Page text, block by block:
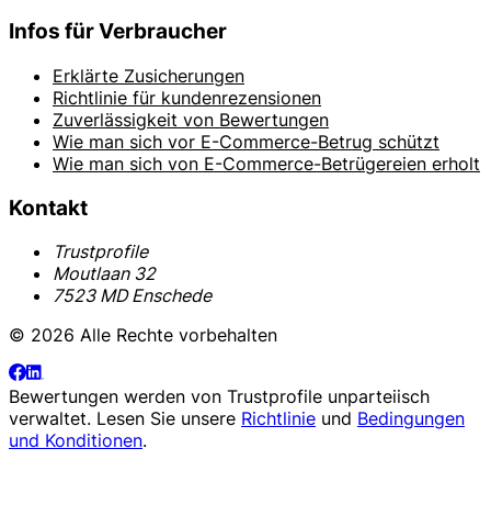
Infos für Verbraucher
Erklärte Zusicherungen
Richtlinie für kundenrezensionen
Zuverlässigkeit von Bewertungen
Wie man sich vor E-Commerce-Betrug schützt
Wie man sich von E-Commerce-Betrügereien erholt
Kontakt
Trustprofile
Moutlaan 32
7523 MD Enschede
© 2026 Alle Rechte vorbehalten
Bewertungen werden von Trustprofile unparteiisch
verwaltet. Lesen Sie unsere Richtlinie und Bedingungen
und Konditionen.